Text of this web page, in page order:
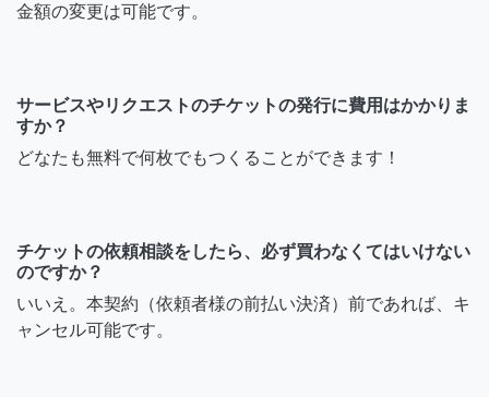
金額の変更は可能です。
サービスやリクエストのチケットの発行に費用はかかりま
すか？
どなたも無料で何枚でもつくることができます！
チケットの依頼相談をしたら、必ず買わなくてはいけない
のですか？
いいえ。本契約（依頼者様の前払い決済）前であれば、キ
ャンセル可能です。